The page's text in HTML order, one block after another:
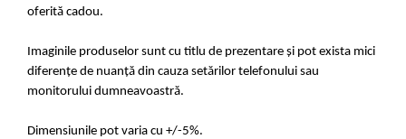
oferită cadou.
Imaginile produselor sunt cu titlu de prezentare și pot exista mici
diferențe de nuanță din cauza setărilor telefonului sau
monitorului dumneavoastră.
Dimensiunile pot varia cu +/-5%.